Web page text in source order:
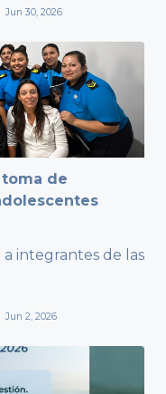
Jun 30, 2026
de
integrantes de las
Jun 2, 2026